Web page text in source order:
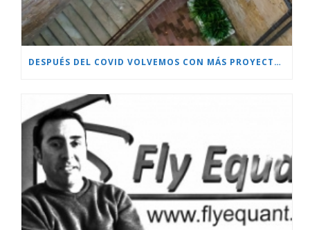
DESPUÉS DEL COVID VOLVEMOS CON MÁS PROYECTOS!!!